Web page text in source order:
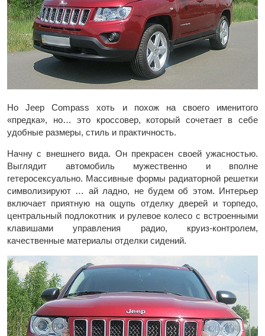
Но Jeep Compass хоть и похож на своего именитого
«предка», но… это кроссовер, который сочетает в себе
удобные размеры, стиль и практичность.
Начну с внешнего вида. Он прекрасен своей ужасностью.
Выглядит автомобиль мужественно и вполне
гетеросексуально. Массивные формы радиаторной решетки
символизируют … ай ладно, не будем об этом. Интерьер
включает приятную на ощупь отделку дверей и торпедо,
центральный подлокотник и рулевое колесо с встроенными
клавишами управления радио, круиз-контролем,
качественные материалы отделки сидений.